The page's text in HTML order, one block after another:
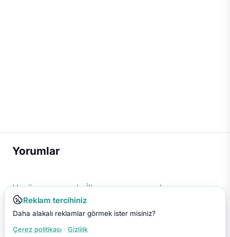
Yorumlar
Henüz yorum yok. İlk yorumu sen yap!
Reklam tercihiniz
Daha alakalı reklamlar görmek ister misiniz?
Çerez politikası · Gizlilik